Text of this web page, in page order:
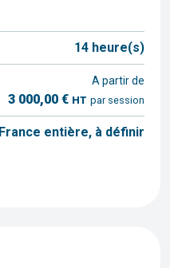
14 heure(s)
A partir de
3 000,00 € HT par session
France entière, à définir